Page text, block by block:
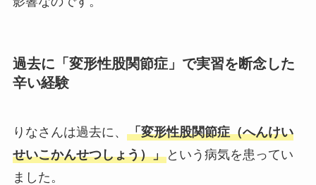
過去に「変形性股関節症」で実習を断念した
辛い経験
りなさんは過去に、 「変形性股関節症（へんけい
せいこかんせつしょう）」という病気を患ってい
ました。